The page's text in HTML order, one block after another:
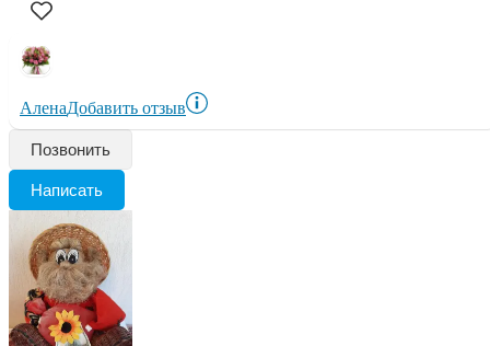
АленаДобавить отзыв
Позвонить
Написать